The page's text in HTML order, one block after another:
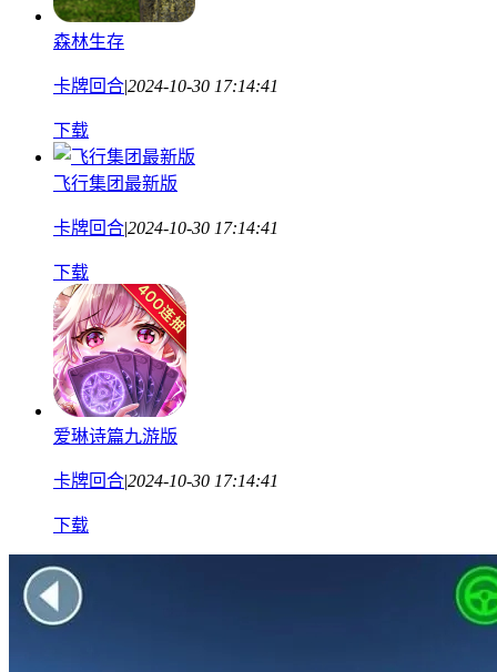
森林生存
卡牌回合|2024-10-30 17:14:41
下载
飞行集团最新版
卡牌回合|2024-10-30 17:14:41
下载
爱琳诗篇九游版
卡牌回合|2024-10-30 17:14:41
下载